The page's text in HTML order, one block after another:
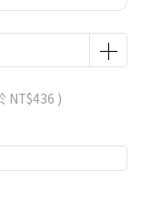
NT$436 )